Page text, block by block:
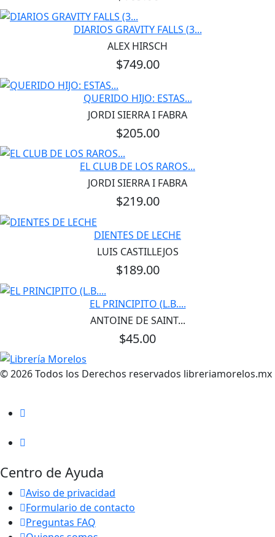
DIARIOS GRAVITY FALLS (3...
ALEX HIRSCH
$749.00
QUERIDO HIJO: ESTAS...
JORDI SIERRA I FABRA
$205.00
EL CLUB DE LOS RAROS...
JORDI SIERRA I FABRA
$219.00
DIENTES DE LECHE
LUIS CASTILLEJOS
$189.00
EL PRINCIPITO (L.B....
ANTOINE DE SAINT...
$45.00
© 2026 Todos los Derechos reservados libreriamorelos.mx
Centro de Ayuda
Aviso de privacidad
Formulario de contacto
Preguntas FAQ